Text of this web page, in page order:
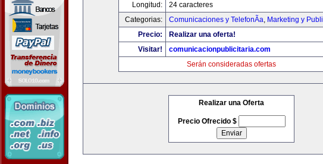
Longitud:
24 caracteres
Categorias:
Comunicaciones y TelefonÃ­a, Marketing y
Precio:
Realizar una oferta!
Visitar!
comunicacionpublicitaria.com
Serán consideradas ofertas
Realizar una Oferta
Precio Ofrecido $